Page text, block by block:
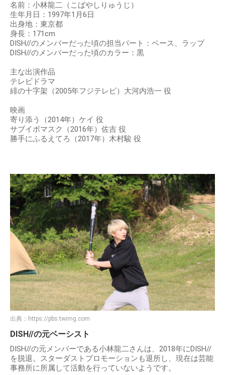
名前：小林龍二（こばやしりゅうじ）
生年月日：1997年1月6日
出身地：東京都
身長：171cm
DISH//のメンバーだった頃の担当パート：ベース、ラップ
DISH//のメンバーだった頃のカラー：黒
主な出演作品
テレビドラマ
緋の十字架（2005年フジテレビ）大河内浩一 役
映画
寄り添う（2014年）ケイ 役
サブイボマスク（2016年）佐吉 役
勝手にふるえてろ（2017年）木村駿 役
出典： https://pbs.twimg.com
DISH//の元ベーシスト
DISH//の元メンバーである小林龍二さんは、2018年にDISH//
を脱退。スターダストプロモーションも退所し、現在は芸能
事務所に所属して活動を行っていないようです。